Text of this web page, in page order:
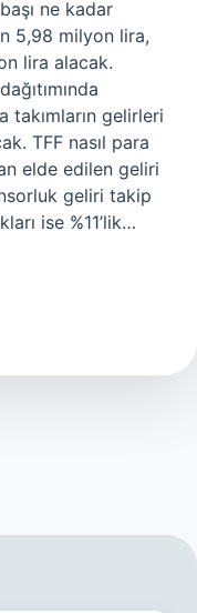
ne kadar
5,98 milyon lira,
lira alacak.
gelirleri
TFF nasıl para
elde edilen geliri
geliri takip
ise %11’lik…